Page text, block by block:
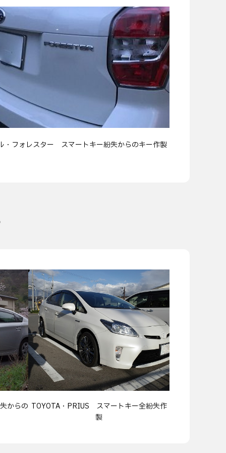
・フォレスター スマートキー紛失からのキー作製
からの TOYOTA・PRIUS スマートキー全紛失作
製